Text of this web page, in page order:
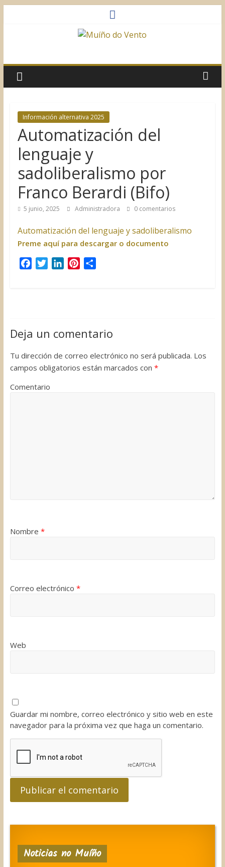
do
Vento
Asociación
Sociocultural
Información alternativa 2025
Automatización del
lenguaje y
sadoliberalismo por
Franco Berardi (Bifo)
5 junio, 2025 Administradora 0 comentarios
Automatización del lenguaje y sadoliberalismo
Preme aquí para descargar o documento
o
r
I
e
t
t
r
Deja un comentario
Tu dirección de correo electrónico no será publicada. Los
campos obligatorios están marcados con *
Comentario
Nombre *
Correo electrónico *
Web
Guardar mi nombre, correo electrónico y sitio web en este
navegador para la próxima vez que haga un comentario.
Noticias no Muíño